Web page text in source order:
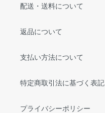
配送・送料について
返品について
支払い方法について
特定商取引法に基づく表記
プライバシーポリシー